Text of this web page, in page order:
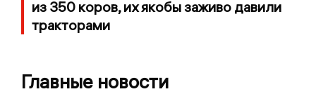
из 350 коров, их якобы заживо давили
тракторами
Главные новости